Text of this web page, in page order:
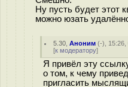
Ну пусть будет этот
можно юзать
5.30 ,Аноним (-), 15:26,
[к модератору]
Я привёл эту
о том, к чему
пригласить